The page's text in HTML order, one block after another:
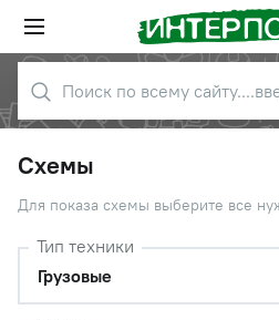
Схемы
Для показа схемы выберите все
Тип техники
Грузовые